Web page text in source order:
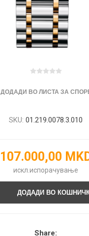
ДОДАДИ ВО ЛИСТА ЗА
SKU: 01.219.0078.3.010
107.000,00
искл. испорачување
Share: